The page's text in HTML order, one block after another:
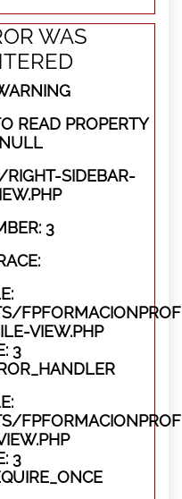
WAS
READ PROPERTY
SIDEBAR-
3
VIEW.PHP
3
3